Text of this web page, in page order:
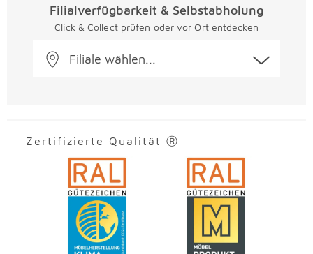
Filialverfügbarkeit & Selbstabholung
Click & Collect prüfen oder vor Ort entdecken
Filiale wählen...
Zertifizierte Qualität Ⓡ